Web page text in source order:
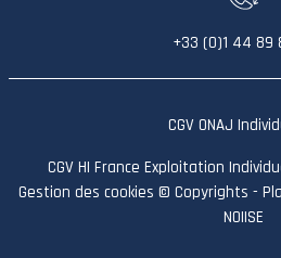
+33 (0)1 44 89
CGV ONAJ
CGV HI France Exploitation
Gestion des cookies © Copyrights -
NOIISE